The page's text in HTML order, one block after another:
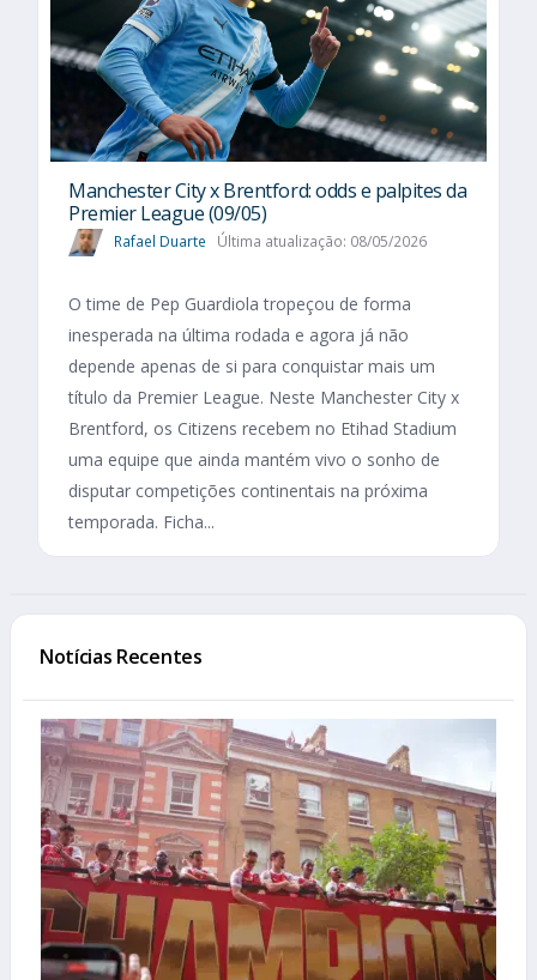
Manchester City x Brentford: odds e palpites da
Premier League (09/05)
Rafael Duarte Última atualização: 08/05/2026
O time de Pep Guardiola tropeçou de forma
inesperada na última rodada e agora já não
depende apenas de si para conquistar mais um
título da Premier League. Neste Manchester City x
Brentford, os Citizens recebem no Etihad Stadium
uma equipe que ainda mantém vivo o sonho de
disputar competições continentais na próxima
temporada. Ficha...
Notícias Recentes